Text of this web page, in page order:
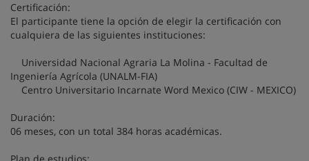
Certificación:
El participante tiene la opción de elegir la certificación con
cualquiera de las siguientes instituciones:
Universidad Nacional Agraria La Molina - Facultad de
Ingeniería Agrícola (UNALM-FIA)
Centro Universitario Incarnate Word Mexico (CIW - MEXICO)
Duración:
06 meses, con un total 384 horas académicas.